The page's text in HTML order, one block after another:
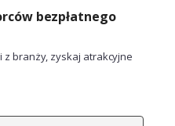
bezpłatnego
z branży, zyskaj atrakcyjne